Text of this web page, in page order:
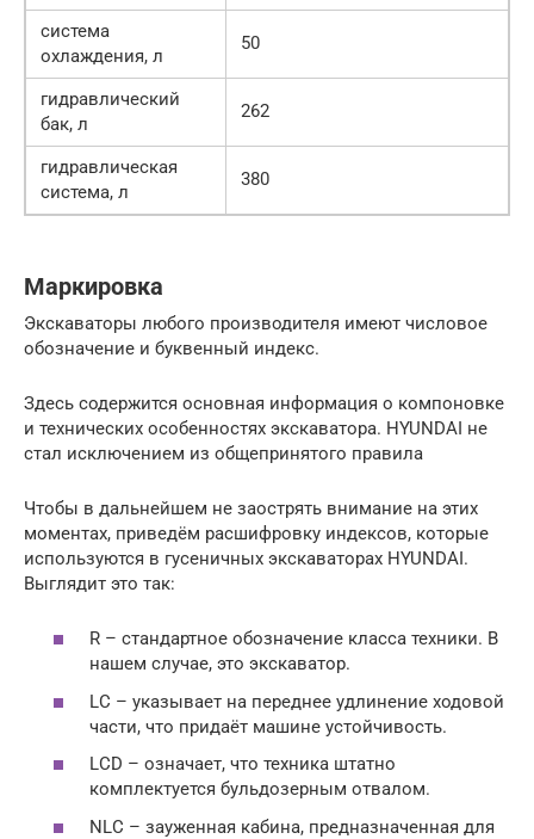
система
охлаждения, л
50
гидравлический
бак, л
262
гидравлическая
система, л
380
Маркировка
Экскаваторы любого производителя имеют числовое
обозначение и буквенный индекс.
Здесь содержится основная информация о компоновке
и технических особенностях экскаватора. HYUNDAI не
стал исключением из общепринятого правила
Чтобы в дальнейшем не заострять внимание на этих
моментах, приведём расшифровку индексов, которые
используются в гусеничных экскаваторах HYUNDAI.
Выглядит это так:
R – стандартное обозначение класса техники. В
нашем случае, это экскаватор.
LC – указывает на переднее удлинение ходовой
части, что придаёт машине устойчивость.
LCD – означает, что техника штатно
комплектуется бульдозерным отвалом.
NLC – зауженная кабина, предназначенная для